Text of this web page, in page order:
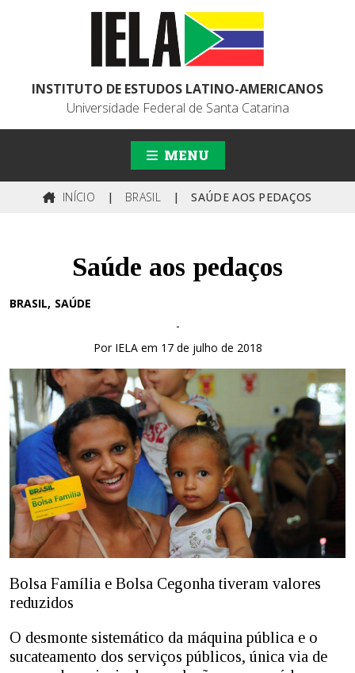
INSTITUTO DE ESTUDOS LATINO-AMERICANOS
Universidade Federal de Santa Catarina
MENU
INÍCIO | BRASIL | SAÚDE AOS PEDAÇOS
Saúde aos pedaços
BRASIL SAÚDE
-
Por IELA em 17 de julho de 2018
Bolsa Família e Bolsa Cegonha tiveram valores
reduzidos
O desmonte sistemático da máquina pública e o
sucateamento dos serviços públicos, única via de